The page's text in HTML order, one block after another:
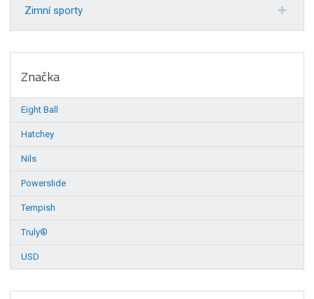
Zimní sporty
Značka
Eight Ball
Hatchey
Nils
Powerslide
Tempish
Truly®
USD